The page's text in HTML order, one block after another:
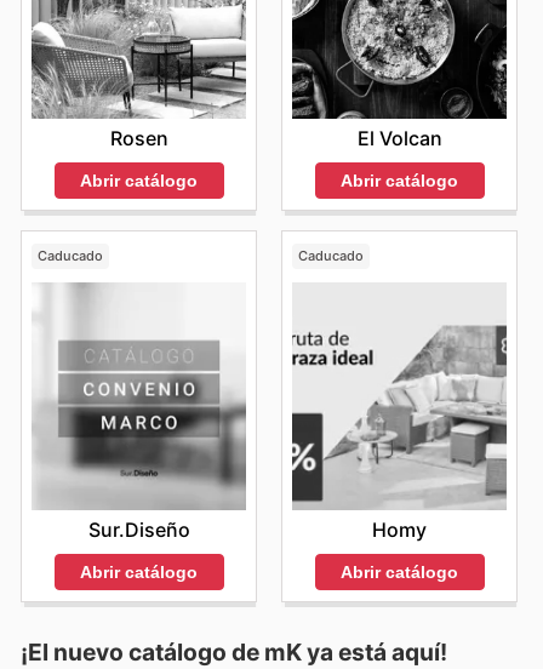
Rosen
Abrir catálogo
El Volcan
Abrir catálogo
Caducado
Sur.Diseño
Abrir catálogo
Caducado
Homy
Abrir catálogo
¡El nuevo catálogo de mKya está aquí!